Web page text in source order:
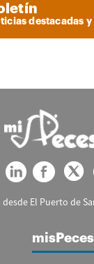
destacadas
El Puerto de
misPeces